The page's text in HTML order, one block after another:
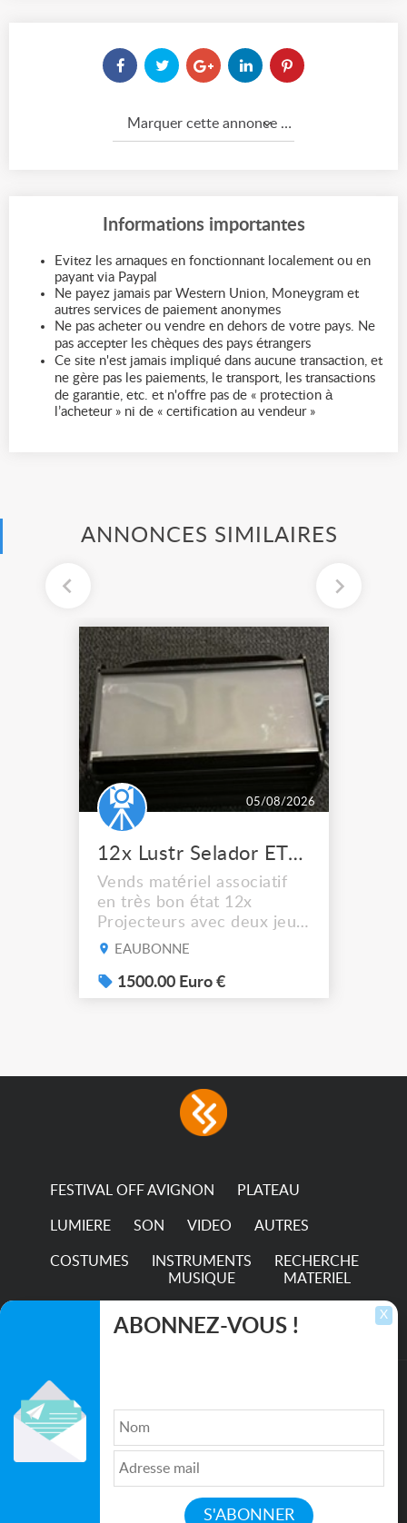
Marquer cette annonce comme...
Informations importantes
Evitez les arnaques en fonctionnant localement ou en
payant via Paypal
Ne payez jamais par Western Union, Moneygram et
autres services de paiement anonymes
Ne pas acheter ou vendre en dehors de votre pays. Ne
pas accepter les chèques des pays étrangers
Ce site n'est jamais impliqué dans aucune transaction, et
ne gère pas les paiements, le transport, les transactions
de garantie, etc. et n'offre pas de « protection à
l’acheteur » ni de « certification au vendeur »
ANNONCES SIMILAIRES
05/08/2026
12x Lustr Selador ETC Led 7x colors filtres
Vends matériel associatif
en très bon état 12x
Projecteurs avec deux jeux
de filtre filtre Lustr Selador
system – seven colour
LEDs providing the
consumption The
permanence of a 50,000-
EAUBONNE
1500.00 Euro €
FESTIVAL OFF AVIGNON PLATEAU
LUMIERE SON VIDEO AUTRES
COSTUMES
INSTRUMENTS
MUSIQUE
RECHERCHE
MATERIEL
TRANSPORTS
Qui sommes nous ?| Médias
Politique de confidentialité| Partenaires|
Mentions légales
X
ABONNEZ-VOUS !